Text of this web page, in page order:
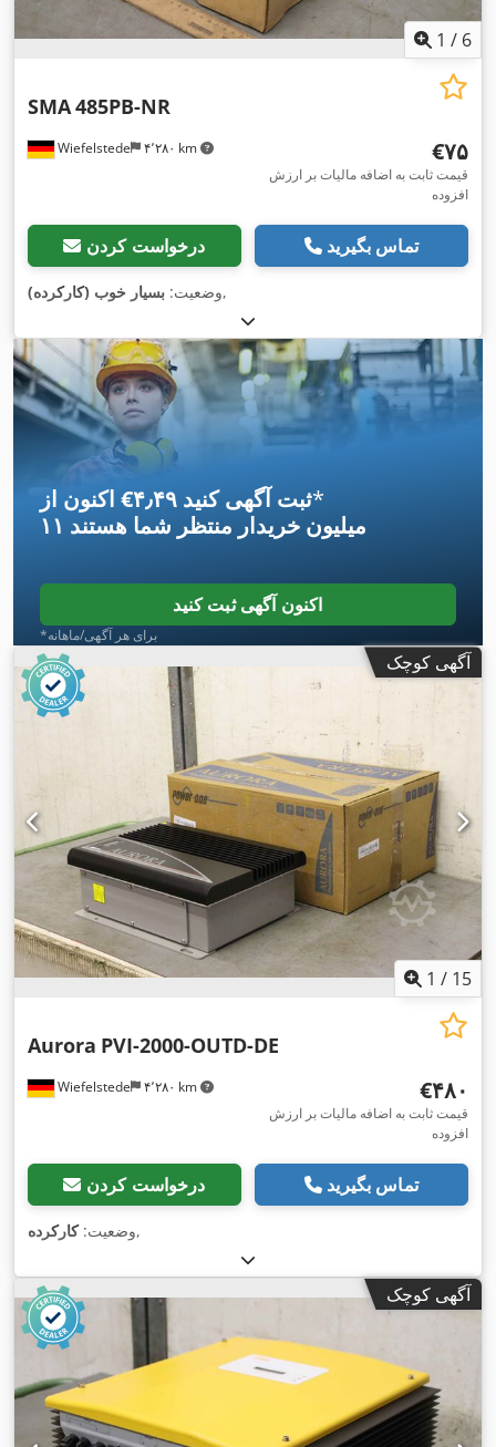
1 / 6
Wiefelstede ۴٬۲۸۰ km
SMA485PB-NR
‎€۷۵
قیمت ثابت به اضافه مالیات بر ارزش
افزوده
درخواست کردن تماس بگیرید
وضعیت: بسیار خوب (کارکرده) ,
اکنون از ‎€۴٫۴۹ ثبت آگهی کنید*
۱۱ میلیون خریدار منتظر شما هستند
اکنون آگهی ثبت کنید
*برای هر آگهی/ماهانه
آگهی کوچک
1 / 15
Wiefelstede ۴٬۲۸۰ km
Aurora PVI-2000-OUTD-DE
‎€۴۸۰
قیمت ثابت به اضافه مالیات بر ارزش
افزوده
درخواست کردن تماس بگیرید
وضعیت:کارکرده ,
آگهی کوچک